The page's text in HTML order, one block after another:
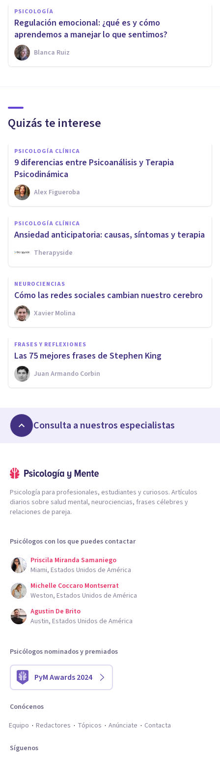
PSICOLOGÍA
Regulación emocional: ¿qué es y cómo
aprendemos a manejar lo que sentimos?
Blanca Ruiz
Quizás te interese
PSICOLOGÍA CLÍNICA
9 diferencias entre Psicoanálisis y Terapia
Psicodinámica
Alex Figueroba
PSICOLOGÍA CLÍNICA
Ansiedad anticipatoria: causas, síntomas y terapia
Therapyside
NEUROCIENCIAS
Cómo las redes sociales cambian nuestro cerebro
Xavier Molina
FRASES Y REFLEXIONES
Las 75 mejores frases de Stephen King
Juan Armando Corbin
Consulta a nuestros especialistas
Psicología para profesionales, estudiantes y curiosos. Artículos
diarios sobre salud mental, neurociencias, frases célebres y
relaciones de pareja.
Psicólogos con los que puedes contactar
Priscila Miranda Samaniego
Miami, Estados Unidos de América
Michelle Coccaro Montserrat
Weston, Estados Unidos de América
Agustin De Brito
Austin, Estados Unidos de América
Psicólogos nominados y premiados
PyM Awards 2024
Conócenos
Equipo
Redactores Tópicos Anúnciate Contacta
Síguenos